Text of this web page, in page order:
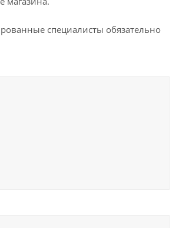
специалисты обязательно